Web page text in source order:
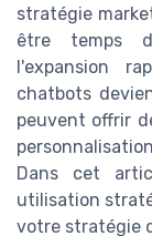
stratégie
être temps
l'expansion
chatbots
peuvent offrir
Dans cet
utilisation
votre stratégie